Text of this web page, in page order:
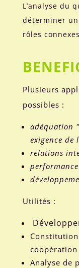
L’analyse du
déterminer
rôles
Plusieurs
possibles :
adéquation
exigence de
relations
Utilités :
Analyse de